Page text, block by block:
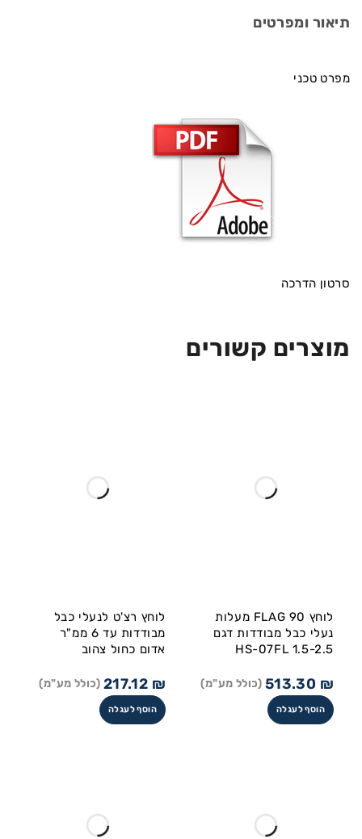
תיאור ומפרטים
מפרט טכני
סרטון הדרכה
מוצרים קשורים
לוחץ FLAG 90 מעלות
נעלי כבל מבודדות דגם
HS-07FL 1.5-2.5
513.30 ₪ (כולל מע"מ)
הוסף לעגלה
לוחץ רצ'ט לנעלי כבל
מבודדות עד 6 ממ"ר
אדום כחול צהוב
217.12 ₪ (כולל מע"מ)
הוסף לעגלה